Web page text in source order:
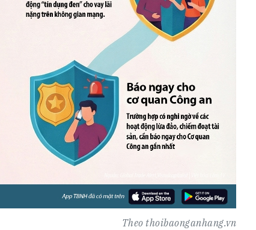
Theo thoibaonganhang.vn